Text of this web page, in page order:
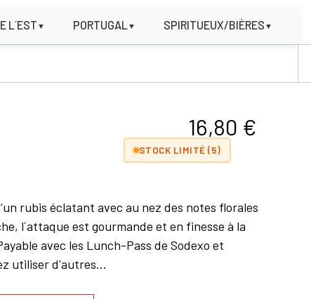
L´EST ▼ PORTUGAL▼ SPIRITUEUX/BIÈRES ▼
16,80 €
STOCK LIMITÉ (5)
rubis éclatant avec au nez des notes florales
l´attaque est gourmande et en finesse à la
avec les Lunch-Pass de Sodexo et
utiliser d'autres...